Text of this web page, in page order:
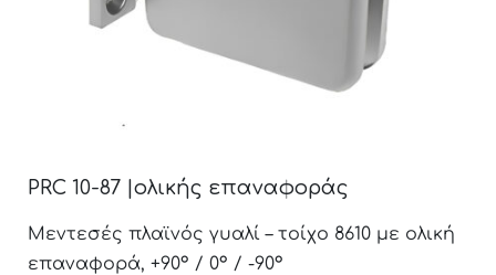
PRC 10-87 |ολικής επαναφοράς
Μεντεσές πλαϊνός γυαλί – τοίχο 8610 με ολική
επαναφορά, +90° / 0° / -90°